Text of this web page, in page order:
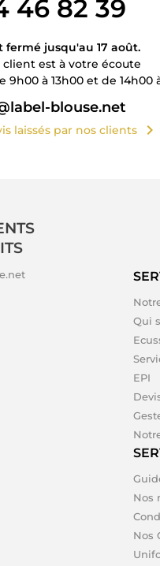
46 82 39
fermé jusqu'au 17 août.
client est à votre écoute
à 13h00 et de 14h00
blouse.net
laissés par nos clients chevron_right
Qui
EPI
Nos
Nos